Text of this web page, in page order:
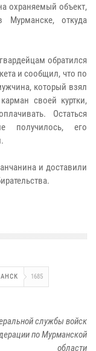
охраняемый объект,
откуда
обратился
и сообщил, что по
который взял
своей куртки,
Остаться
получилось, его
и доставили
1685
службы войск
по Мурманской
области